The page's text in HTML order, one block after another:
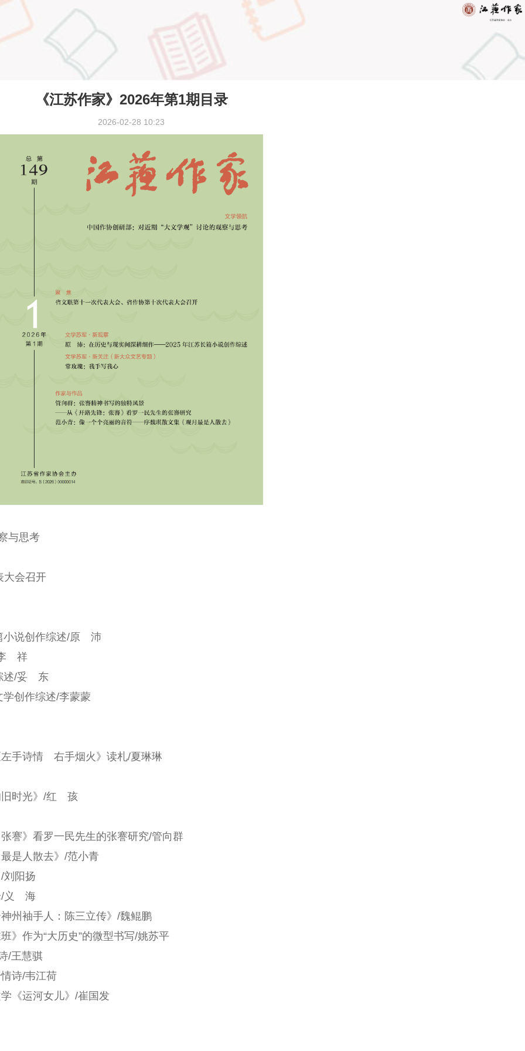
《江苏作家》2026年第1期目录
2026-02-28 10:23
与思考
大会召开
说创作综述/原 沛
祥
述/妥 东
创作综述/李蒙蒙
手诗情 右手烟火》读札/夏琳琳
时光》 /红 孩
謇》看罗一民先生的张謇研究/管向群
是人散去》 /范小青
/刘阳扬
/义 海
州袖手人：陈三立传》 /魏鲲鹏
作为“大历史”的微型书写/姚苏平
/王慧骐
诗/韦江荷
《运河女儿》 /崔国发